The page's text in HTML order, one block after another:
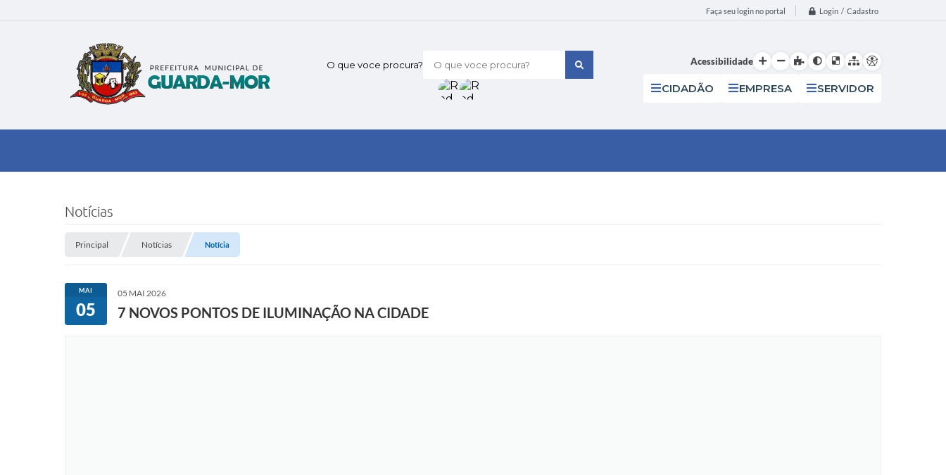
Faça seu login no portal Login / Cadastro
O que voce procura? Acessibilidade
CIDADÃO EMPRESA SERVIDOR
Notícias
Principal Notícias Notícia
MAI
05
05 MAI 2026
7 NOVOS PONTOS DE ILUMINAÇÃO NA CIDADE